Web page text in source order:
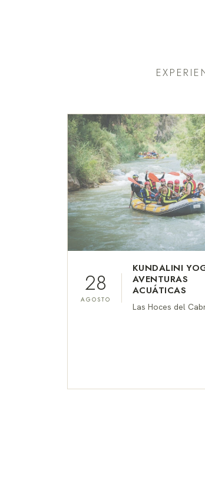
28
AGOSTO
KUNDALINI
AVENTURAS
ACUÁTICAS
Las Hoces del